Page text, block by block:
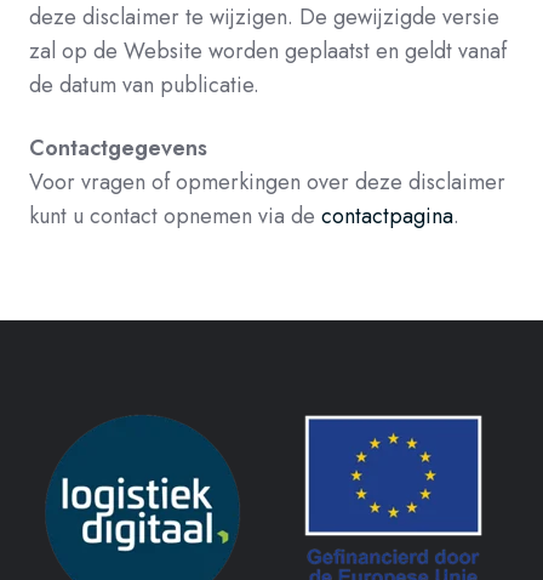
deze disclaimer te wijzigen. De gewijzigde versie
zal op de Website worden geplaatst en geldt vanaf
de datum van publicatie.
Contactgegevens
Voor vragen of opmerkingen over deze disclaimer
kunt u contact opnemen via de contactpagina.